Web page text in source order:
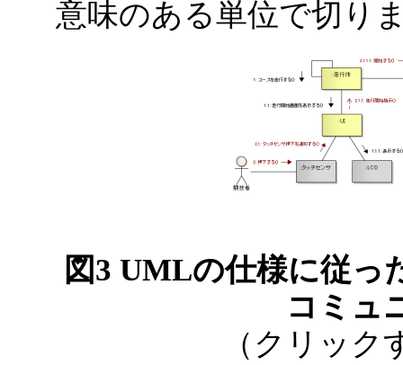
意味のある単位で切り
図3 UMLの仕様に従っ
コミュ
（クリッ